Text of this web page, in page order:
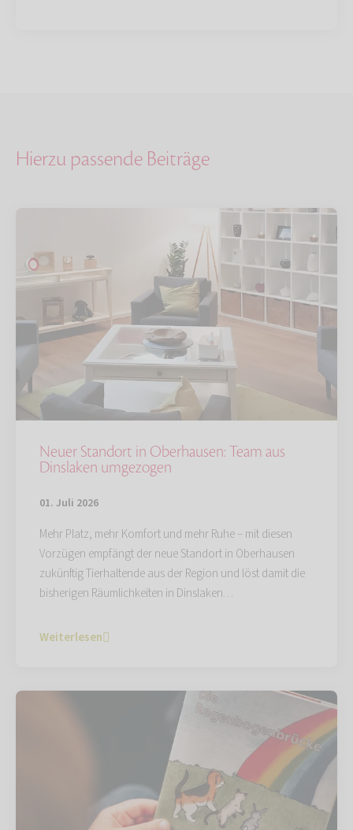
Hierzu passende Beiträge
Neuer Standort in Oberhausen: Team aus
Dinslaken umgezogen
01. Juli 2026
Mehr Platz, mehr Komfort und mehr Ruhe – mit diesen
Vorzügen empfängt der neue Standort in Oberhausen
zukünftig Tierhaltende aus der Region und löst damit die
bisherigen Räumlichkeiten in Dinslaken…
Weiterlesen